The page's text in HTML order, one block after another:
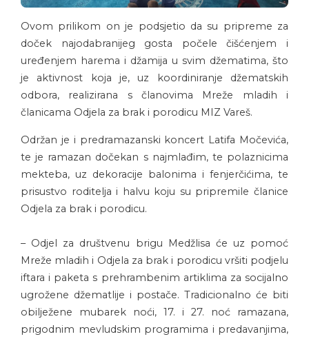
Ovom prilikom on je podsjetio da su pripreme za
doček najodabranijeg gosta počele čišćenjem i
uređenjem harema i džamija u svim džematima, što
je aktivnost koja je, uz koordiniranje džematskih
odbora, realizirana s članovima Mreže mladih i
članicama Odjela za brak i porodicu MIZ Vareš.
Održan je i predramazanski koncert Latifa Močevića,
te je ramazan dočekan s najmlađim, te polaznicima
mekteba, uz dekoracije balonima i fenjerčićima, te
prisustvo roditelja i halvu koju su pripremile članice
Odjela za brak i porodicu.
– Odjel za društvenu brigu Medžlisa će uz pomoć
Mreže mladih i Odjela za brak i porodicu vršiti podjelu
iftara i paketa s prehrambenim artiklima za socijalno
ugrožene džematlije i postače. Tradicionalno će biti
obilježene mubarek noći, 17. i 27. noć ramazana,
prigodnim mevludskim programima i predavanjima,